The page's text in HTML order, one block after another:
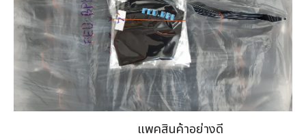
แพคสินค้าอย่างดี